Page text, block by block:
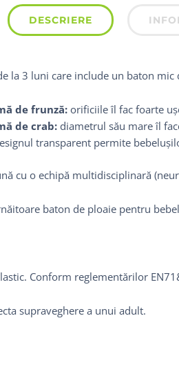
DESCRIERE
la 3 luni care include un baton
de frunză:orificiile îl fac foarte
de crab:diametrul său mare îl
transparent permite
cu o echipă multidisciplinară
baton de ploaie pentru
Conform reglementărilor
supraveghere a unui adult.